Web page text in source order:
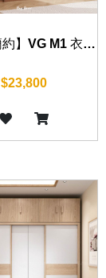
【現代簡約】VG M1 衣櫃 120/140/160/180/200cm
$23,800